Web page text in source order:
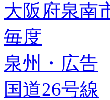
大阪府泉南
毎度
泉州・広告
国道26号線